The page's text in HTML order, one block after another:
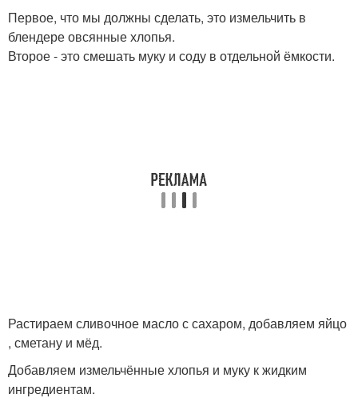
Первое, что мы должны сделать, это измельчить в
блендере овсянные хлопья.
Второе - это смешать муку и соду в отдельной ёмкости.
Растираем сливочное масло с сахаром, добавляем яйцо
, сметану и мёд.
Добавляем измельчённые хлопья и муку к жидким
ингредиентам.